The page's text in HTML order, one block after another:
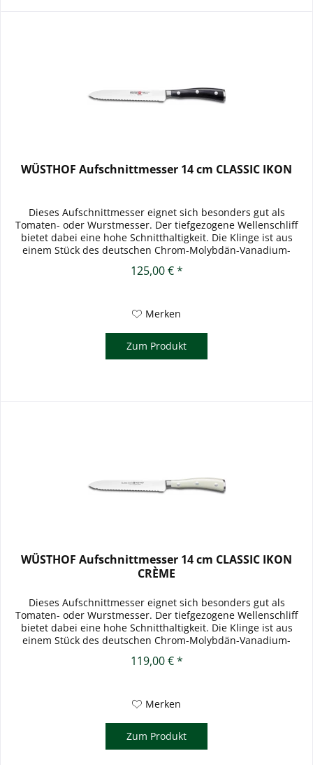
WÜSTHOF Aufschnittmesser 14 cm CLASSIC IKON
Dieses Aufschnittmesser eignet sich besonders gut als
Tomaten- oder Wurstmesser. Der tiefgezogene Wellenschliff
bietet dabei eine hohe Schnitthaltigkeit. Die Klinge ist aus
einem Stück des deutschen Chrom-Molybdän-Vanadium-
125,00 € *
Merken
Zum Produkt
WÜSTHOF Aufschnittmesser 14 cm CLASSIC IKON
CRÈME
Dieses Aufschnittmesser eignet sich besonders gut als
Tomaten- oder Wurstmesser. Der tiefgezogene Wellenschliff
bietet dabei eine hohe Schnitthaltigkeit. Die Klinge ist aus
einem Stück des deutschen Chrom-Molybdän-Vanadium-
119,00 € *
Merken
Zum Produkt